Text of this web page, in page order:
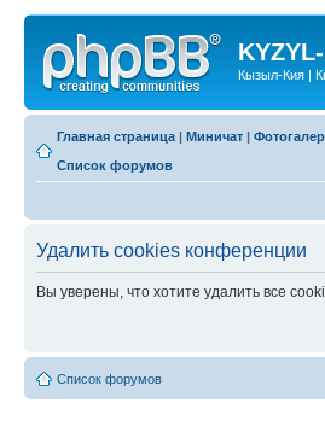
Кызыл-Кия |
Главная страница | Миничат |
Список форумов
Удалить cookies конференции
Вы уверены, что хотите удалить все
Список форумов